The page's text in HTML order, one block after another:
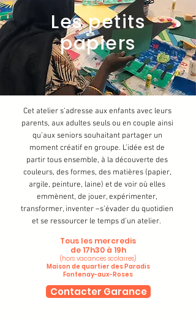
Les petits
papiers
Cet atelier s’adresse aux enfants avec leurs
parents, aux adultes seuls ou en couple ainsi
qu’aux seniors souhaitant partager un
moment créatif en groupe. L’idée est de
partir tous ensemble, à la découverte des
couleurs, des formes, des matières (papier,
argile, peinture, laine) et de voir où elles
emmènent, de jouer, expérimenter,
transformer, inventer –s’évader du quotidien
et se ressourcer le temps d’un atelier.
Tous les mercredis
de 17h30 à 19h
(hors vacances scolaires)​
Maison de quartier des Paradis
Fontenay-aux-Roses
Contacter Garance